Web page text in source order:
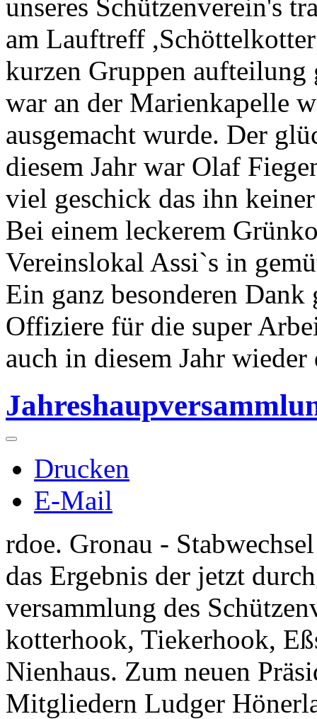
unseres Schützenverein's
am Lauftreff
kurzen Gruppen aufteilung
war an der Marienkapelle
ausgemacht wurde. Der
diesem Jahr war Olaf
viel geschick das ihn
Bei einem leckerem
Vereinslokal Assi`s in
Ein ganz besonderen
Offiziere für die super
auch in diesem Jahr
Drucken
E-Mail
rdoe. Gronau -
das Ergebnis der jetzt
versammlung des
kotterhook, Tiekerhook,
Nienhaus. Zum neuen
Mitgliedern Ludger